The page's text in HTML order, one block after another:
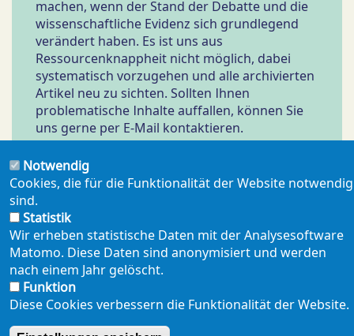
machen, wenn der Stand der Debatte und die
wissenschaftliche Evidenz sich grundlegend
verändert haben. Es ist uns aus
Ressourcenknappheit nicht möglich, dabei
systematisch vorzugehen und alle archivierten
Artikel neu zu sichten. Sollten Ihnen
problematische Inhalte auffallen, können Sie
uns gerne per E-Mail kontaktieren.
Footer
mobil
NEWSLETTER PRESSE
DATENSCHUTZERKLÄRUNG
SEITENÜBERSICHT
Notwendig
Cookies, die für die Funktionalität der Website notwendig
sind.
Statistik
Wir erheben statistische Daten mit der Analysesoftware
Matomo. Diese Daten sind anonymisiert und werden
nach einem Jahr gelöscht.
Funktion
Diese Cookies verbessern die Funktionalität der Website.